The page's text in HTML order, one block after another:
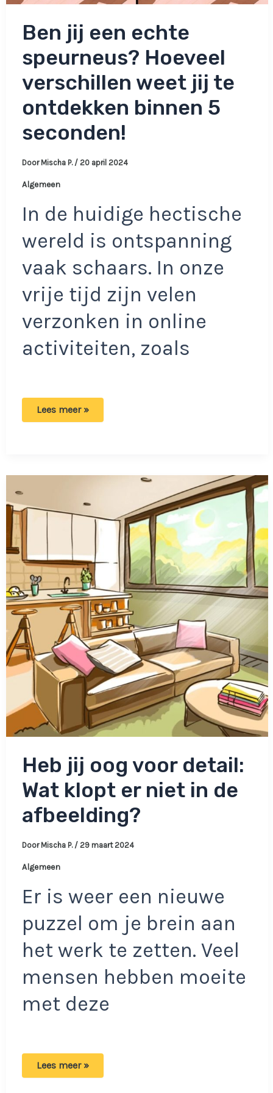
Ben jij een echte
speurneus? Hoeveel
verschillen weet jij te
ontdekken binnen 5
seconden!
Door Mischa P. / 20 april 2024
Algemeen
In de huidige hectische
wereld is ontspanning
vaak schaars. In onze
vrije tijd zijn velen
verzonken in online
activiteiten, zoals
Ben
weet
ontdekken
binnen
seconden!
Lees meer »
Heb jij oog voor detail:
Wat klopt er niet in de
afbeelding?
Door Mischa P. / 29 maart 2024
Algemeen
Er is weer een nieuwe
puzzel om je brein aan
het werk te zetten. Veel
mensen hebben moeite
met deze
Heb
Lees meer »